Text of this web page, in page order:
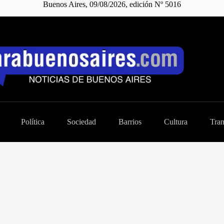
Buenos Aires, 09/08/2026, edición Nº 5016
Política Sociedad Barrios Cultura